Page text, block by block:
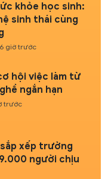
khỏe học sinh:
sinh thái cùng
6 giờ trước
hội việc làm từ
ngắn hạn
trước
xếp trường
người chịu